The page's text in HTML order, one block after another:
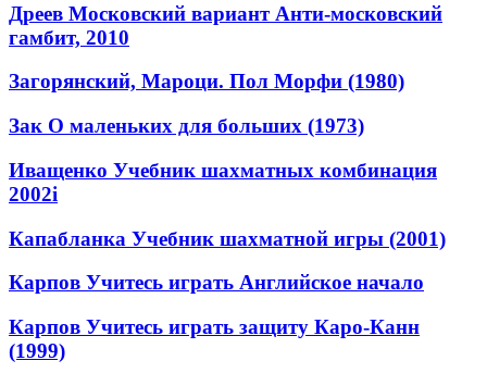
Дреев Московский вариант Анти-московский
гамбит, 2010
Загорянский, Мароци. Пол Морфи (1980)
Зак О маленьких для больших (1973)
Иващенко Учебник шахматных комбинация
2002i
Капабланка Учебник шахматной игры (2001)
Карпов Учитесь играть Английское начало
Карпов Учитесь играть защиту Каро-Канн
(1999)